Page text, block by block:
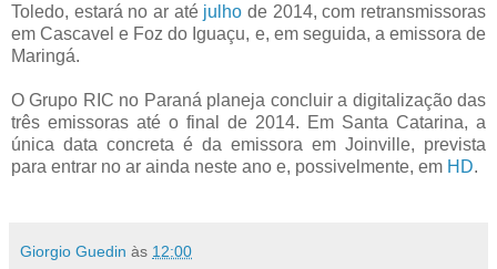
Toledo, estará no ar até julho de 2014, com retransmissoras
em Cascavel e Foz do Iguaçu, e, em seguida, a emissora de
Maringá.
O Grupo RIC no Paraná planeja concluir a digitalização das
três emissoras até o final de 2014. Em Santa Catarina, a
única data concreta é da emissora em Joinville, prevista
para entrar no ar ainda neste ano e, possivelmente, em HD.
Giorgio Guedin às 12:00